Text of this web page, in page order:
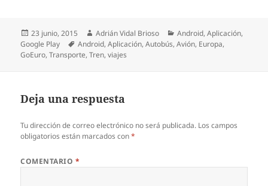
Publicado
el
23 junio, 2015 Autor
Adrián Vidal Brioso Categorías
Android,Aplicación,
Google Play
Etiquetas
Android,Aplicación,Autobús,Avión, Europa,
GoEuro,Transporte,Tren,viajes
Deja una respuesta
Tu dirección de correo electrónico no será publicada. Los campos
obligatorios están marcados con*
COMENTARIO *